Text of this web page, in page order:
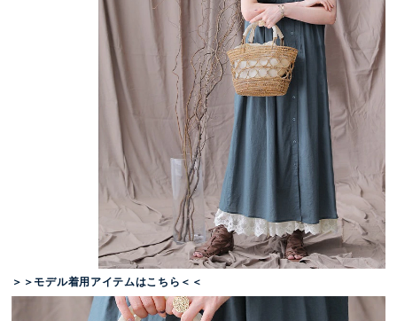
＞＞モデル着用アイテムはこちら＜＜